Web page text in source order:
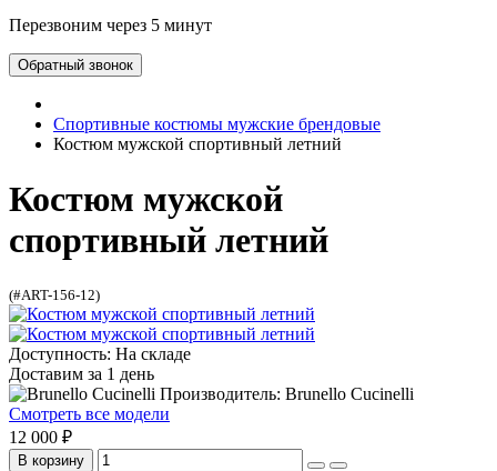
Перезвоним через 5 минут
Обратный звонок
Спортивные костюмы мужские брендовые
Костюм мужской спортивный летний
Костюм мужской
спортивный летний
(#ART-156-12)
Доступность: На складе
Доставим за 1 день
Производитель: Brunello Cucinelli
Смотреть все модели
12 000 ₽
В корзину